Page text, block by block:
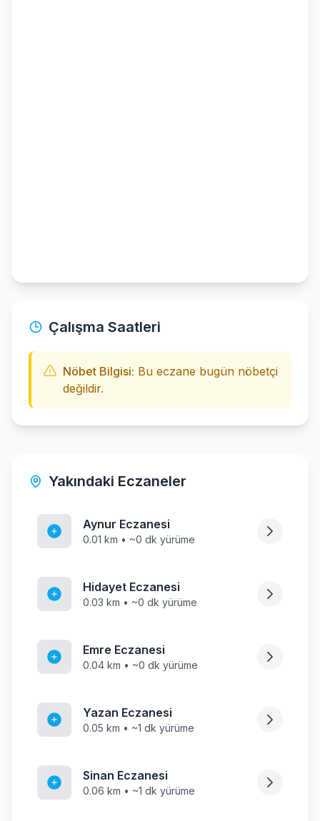
Çalışma Saatleri
Nöbet Bilgisi: Bu eczane bugün nöbetçi
değildir.
Yakındaki Eczaneler
Aynur Eczanesi
0.01 km • ~0 dk yürüme
Hidayet Eczanesi
0.03 km • ~0 dk yürüme
Emre Eczanesi
0.04 km • ~0 dk yürüme
Yazan Eczanesi
0.05 km • ~1 dk yürüme
Sinan Eczanesi
0.06 km • ~1 dk yürüme